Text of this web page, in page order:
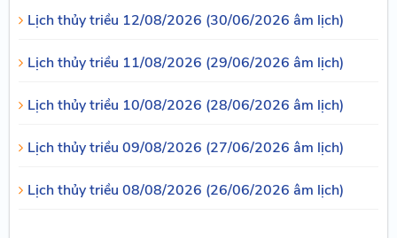
Lịch thủy triều 12/08/2026 (30/06/2026 âm lịch)
Lịch thủy triều 11/08/2026 (29/06/2026 âm lịch)
Lịch thủy triều 10/08/2026 (28/06/2026 âm lịch)
Lịch thủy triều 09/08/2026 (27/06/2026 âm lịch)
Lịch thủy triều 08/08/2026 (26/06/2026 âm lịch)